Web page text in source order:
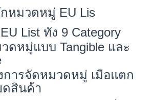
หมวดหมู่ EU Lis
List ทั้ง 9 Category
ดหมู่แบบ Tangible และ
ารจัดหมวดหมู่ เมื่อแตก
ดสินค้า